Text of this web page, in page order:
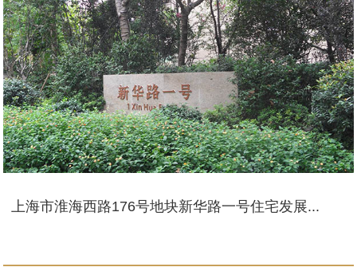
上海市淮海西路176号地块新华路一号住宅发展...